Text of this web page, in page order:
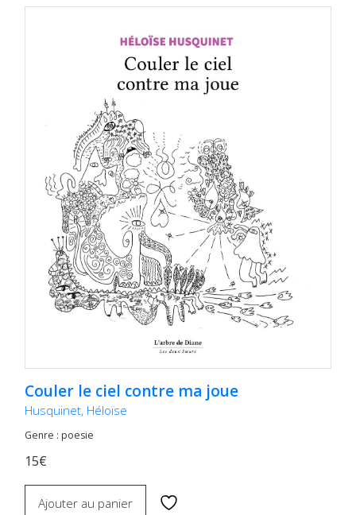
Couler le ciel contre ma joue
Husquinet, Héloïse
Genre : poesie
15€
Ajouter au panier